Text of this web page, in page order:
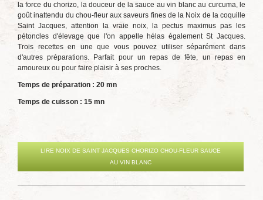
la force du chorizo, la douceur de la sauce au vin blanc au curcuma, le
goût inattendu du chou-fleur aux saveurs fines de la Noix de la coquille
Saint Jacques, attention la vraie noix, la pectus maximus pas les
pétoncles d'élevage que l'on appelle hélas également St Jacques.
Trois recettes en une que vous pouvez utiliser séparément dans
d'autres préparations. Parfait pour un repas de fête, un repas en
amoureux ou pour faire plaisir à ses proches.
Temps de préparation : 20 mn
Temps de cuisson : 15 mn
LIRE NOIX DE SAINT JACQUES CHORIZO CHOU-FLEUR SAUCE
AU VIN BLANC